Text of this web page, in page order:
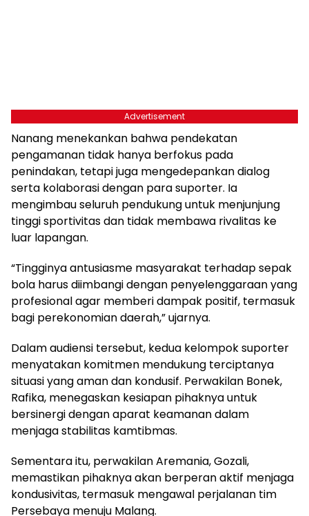
Advertisement
Nanang menekankan bahwa pendekatan
pengamanan tidak hanya berfokus pada
penindakan, tetapi juga mengedepankan dialog
serta kolaborasi dengan para suporter. Ia
mengimbau seluruh pendukung untuk menjunjung
tinggi sportivitas dan tidak membawa rivalitas ke
luar lapangan.
“Tingginya antusiasme masyarakat terhadap sepak
bola harus diimbangi dengan penyelenggaraan yang
profesional agar memberi dampak positif, termasuk
bagi perekonomian daerah,” ujarnya.
Dalam audiensi tersebut, kedua kelompok suporter
menyatakan komitmen mendukung terciptanya
situasi yang aman dan kondusif. Perwakilan Bonek,
Rafika, menegaskan kesiapan pihaknya untuk
bersinergi dengan aparat keamanan dalam
menjaga stabilitas kamtibmas.
Sementara itu, perwakilan Aremania, Gozali,
memastikan pihaknya akan berperan aktif menjaga
kondusivitas, termasuk mengawal perjalanan tim
Persebaya menuju Malang.